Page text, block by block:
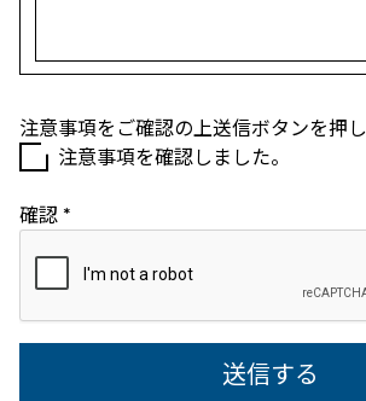
注意事項をご確認の上送信ボタンを押
注意事項を確認しました。
確認 *